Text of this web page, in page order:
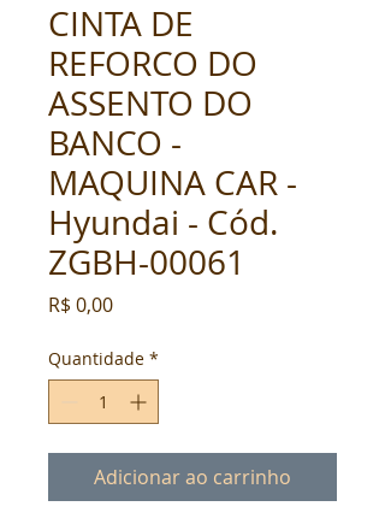
CINTA DE
REFORCO DO
ASSENTO DO
BANCO -
MAQUINA CAR -
Hyundai - Cód.
ZGBH-00061
R$ 0,00Preço
Quantidade *
Adicionar ao carrinho